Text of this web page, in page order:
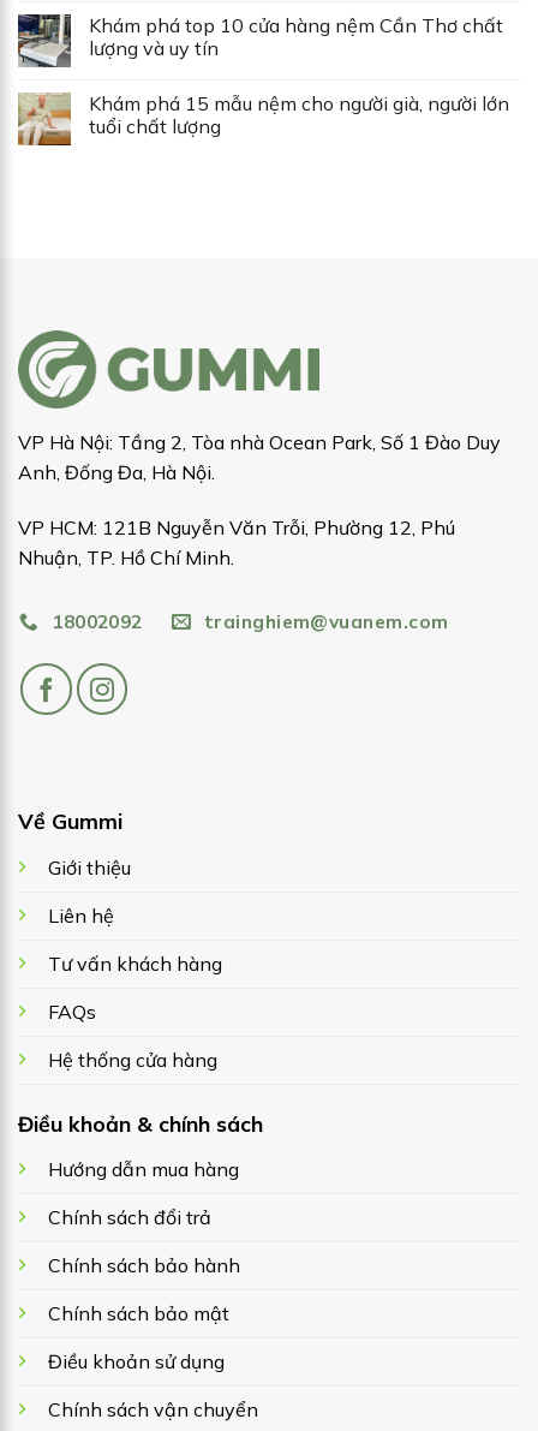
Khám phá top 10 cửa hàng nệm Cần Thơ chất
lượng và uy tín
Khám phá 15 mẫu nệm cho người già, người lớn
tuổi chất lượng
VP Hà Nội: Tầng 2, Tòa nhà Ocean Park, Số 1 Đào Duy
Anh, Đống Đa, Hà Nội.
VP HCM: 121B Nguyễn Văn Trỗi, Phường 12, Phú
Nhuận, TP. Hồ Chí Minh.
18002092 trainghiem@vuanem.com
Về Gummi
Giới thiệu
Liên hệ
Tư vấn khách hàng
FAQs
Hệ thống cửa hàng
Điều khoản & chính sách
Hướng dẫn mua hàng
Chính sách đổi trả
Chính sách bảo hành
Chính sách bảo mật
Điều khoản sử dụng
Chính sách vận chuyển